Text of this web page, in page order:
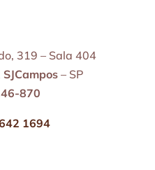
319 – Sala 404
SJCampos – SP
870
1694